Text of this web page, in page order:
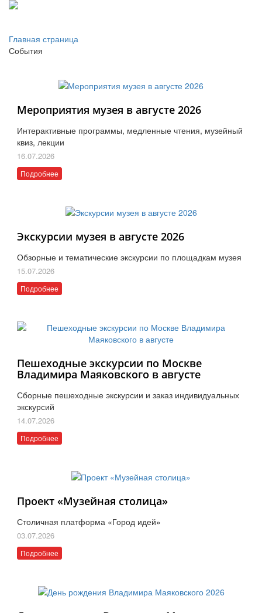
Главная страница
События
Мероприятия музея в августе 2026
Интерактивные программы, медленные чтения, музейный
квиз, лекции
16.07.2026
Подробнее
Экскурсии музея в августе 2026
Обзорные и тематические экскурсии по площадкам музея
15.07.2026
Подробнее
Пешеходные экскурсии по Москве
Владимира Маяковского в августе
Сборные пешеходные экскурсии и заказ индивидуальных
экскурсий
14.07.2026
Подробнее
Проект «Музейная столица»
Столичная платформа «Город идей»
03.07.2026
Подробнее